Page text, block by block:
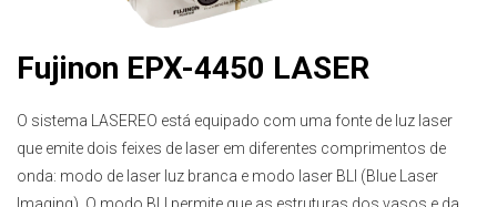
Fujinon EPX-4450 LASER
O sistema LASEREO está equipado com uma fonte de luz laser
que emite dois feixes de laser em diferentes comprimentos de
onda: modo de laser luz branca e modo laser BLI (Blue Laser
Imaging). O modo BLI permite que as estruturas dos vasos e da